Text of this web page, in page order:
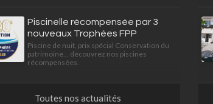
Piscinelle récompensée par 3
nouveaux Trophées FPP
Piscine de nuit, prix spécial Conservation du
patrimoine... découvrez nos piscines
récompensées.
Toutes nos actualités